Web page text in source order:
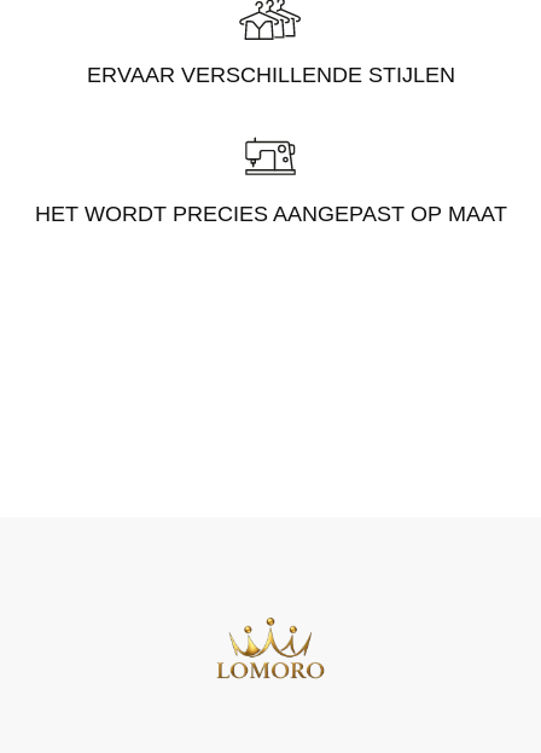
ERVAAR VERSCHILLENDE STIJLEN
HET WORDT PRECIES AANGEPAST OP MAAT